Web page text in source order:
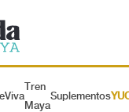
Tren
Maya
Suplementos